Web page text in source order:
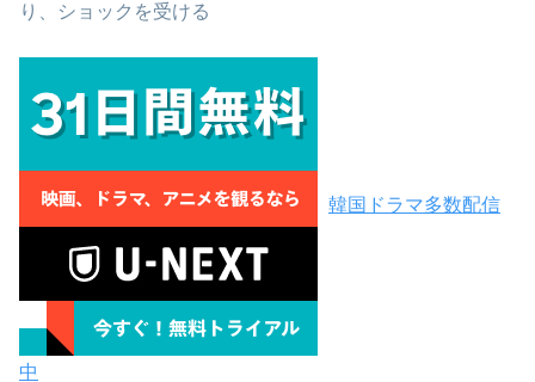
り、ショックを受ける
韓国ドラマ多数配信
中